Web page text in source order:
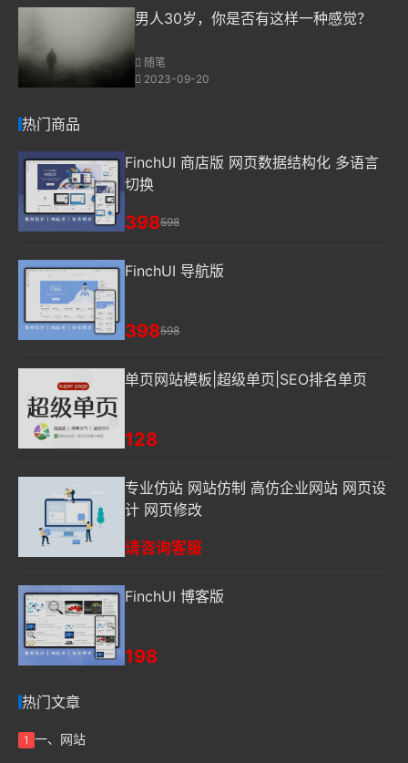
男人30岁，你是否有这样一种感觉？
随笔
2023-09-20
热门商品
FinchUI 商店版 网页数据结构化 多语言
切换
398598
FinchUI 导航版
398598
单页网站模板|超级单页|SEO排名单页
128
专业仿站 网站仿制 高仿企业网站 网页设
计 网页修改
请咨询客服
FinchUI 博客版
198
热门文章
1 一、网站